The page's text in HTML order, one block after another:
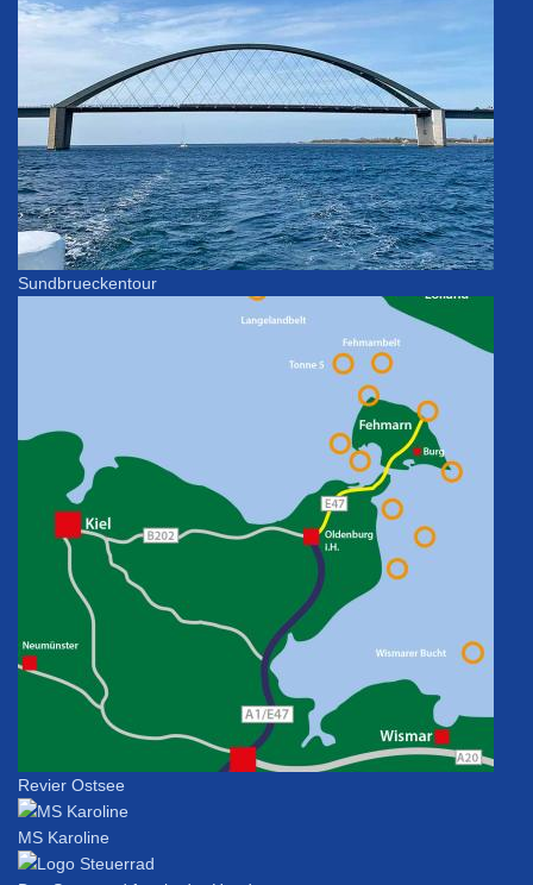
Sundbrueckentour
Revier Ostsee
MS Karoline